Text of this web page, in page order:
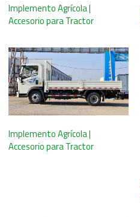
Implemento Agrícola |
Accesorio para Tractor
Implemento Agrícola |
Accesorio para Tractor